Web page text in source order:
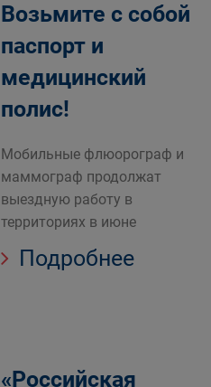
Возьмите с собой
паспорт и
медицинский
полис!
Мобильные флюорограф и
маммограф продолжат
выездную работу в
территориях в июне
Подробнее
«Российская